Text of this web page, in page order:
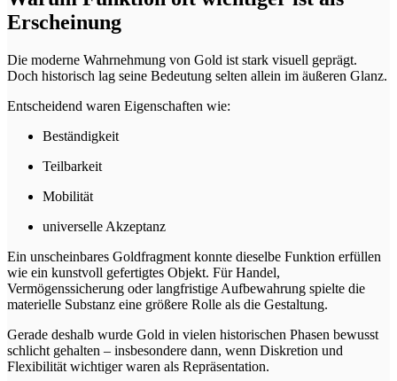
Erscheinung
Die moderne Wahrnehmung von Gold ist stark visuell geprägt.
Doch historisch lag seine Bedeutung selten allein im äußeren Glanz.
Entscheidend waren Eigenschaften wie:
Beständigkeit
Teilbarkeit
Mobilität
universelle Akzeptanz
Ein unscheinbares Goldfragment konnte dieselbe Funktion erfüllen
wie ein kunstvoll gefertigtes Objekt. Für Handel,
Vermögenssicherung oder langfristige Aufbewahrung spielte die
materielle Substanz eine größere Rolle als die Gestaltung.
Gerade deshalb wurde Gold in vielen historischen Phasen bewusst
schlicht gehalten – insbesondere dann, wenn Diskretion und
Flexibilität wichtiger waren als Repräsentation.